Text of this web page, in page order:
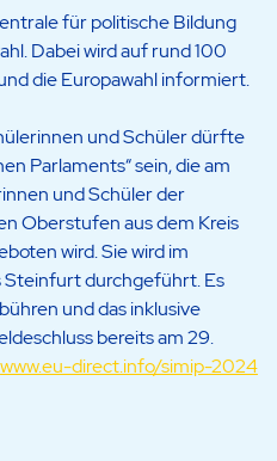
für politische Bildung
Dabei wird auf rund 100
die Europawahl informiert.
und Schüler dürfte
Parlaments“ sein, die am
und Schüler der
Oberstufen aus dem Kreis
wird. Sie wird im
Steinfurt durchgeführt. Es
und das inklusive
bereits am 29.
www.eu-direct.info/simip-2024